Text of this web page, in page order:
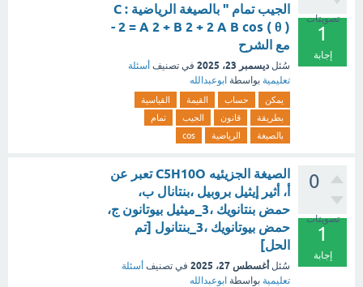
تصويتات
1
إجابة
الجيب تمام " بالصيغة الرياضية : C
2 = A 2 + B 2 + 2 A B cos ( θ ) -
مع الشرح
سُئل ديسمبر 23، 2025 في تصنيف أسئلة
تعليمية بواسطة ابوعبدالله
يمكن حساب القيمة
القياسية
بطريقة
قانون الجيب
تمام
بالصيغة
الرياضية cos
0
تصويتات
1
إجابة
الصيغة الجزيئيه C5H10O تعبر عن
أ، أثير إيثيل بروبيل ،بنتانال ب،
حمض بنتانويك ،3_ميثيل بيوتانون ج،
حمض بيوتانويك ،3_بنتانول [تم
الحل]
سُئل أغسطس 27، 2025 في تصنيف أسئلة
تعليمية بواسطة ابوعبدالله